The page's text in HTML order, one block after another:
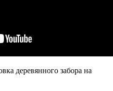
деревянного забора на